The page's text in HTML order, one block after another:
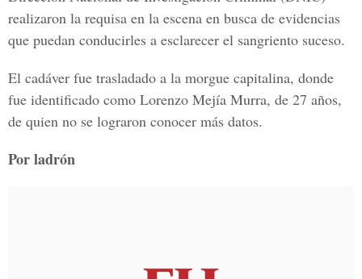
realizaron la requisa en la escena en busca de evidencias
que puedan conducirles a esclarecer el sangriento suceso.
El cadáver fue trasladado a la morgue capitalina, donde
fue identificado como Lorenzo Mejía Murra, de 27 años,
de quien no se lograron conocer más datos.
Por ladrón